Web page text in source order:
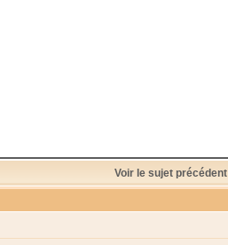
Voir le sujet précédent